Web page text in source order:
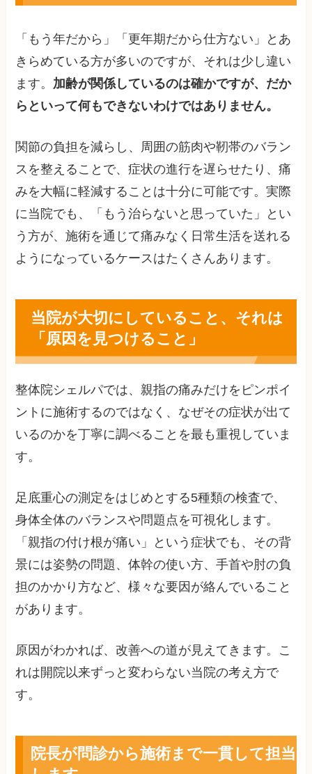
「もう年だから」「更年期だから仕方ない」とあ
きらめている方が多いのですが、それは少し違い
ます。 加齢が関係しているのは確かですが、だか
らといって何もできないわけではありません。
関節の負担を減らし、周囲の筋肉や靭帯のバラン
スを整えることで、症状の進行を遅らせたり、痛
みを大幅に軽減することは十分に可能です。実際
に当院でも、「もう治らないと思っていた」とい
う方が、施術を通じて痛みなく日常生活を送れる
ようになっているケースはたくさんあります。
当院が大切にしていること、それは
「原因を見つけること」
整体院シェルパでは、親指の痛みだけをピンポイ
ントに施術するのではなく、なぜその症状が出て
いるのかを丁寧に調べることを最も重視していま
す。
足底重心の測定をはじめとする5種類の検査で、
身体全体のバランスや問題点を可視化します。
「親指の付け根が痛い」という症状でも、その背
景には姿勢の問題、体幹の使い方、手首や肘の負
担のかかり方など、様々な要因が絡んでいること
があります。
原因がわかれば、改善への道が見えてきます。こ
れは開院以来ずっと変わらない当院の考え方で
す。
院長が問診から施術まで一貫して担当